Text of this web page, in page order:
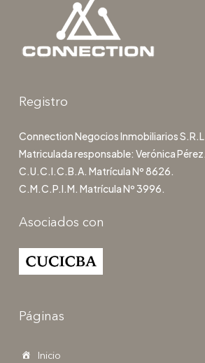
Registro
Connection Negocios Inmobiliarios
Matriculada responsable: Verónica Pérez.
C.U.C.I.C.B.A. Matrícula Nº 8626.
C.M.C.P.I.M. Matrícula Nº 3996.
Asociados con
Páginas
Inicio